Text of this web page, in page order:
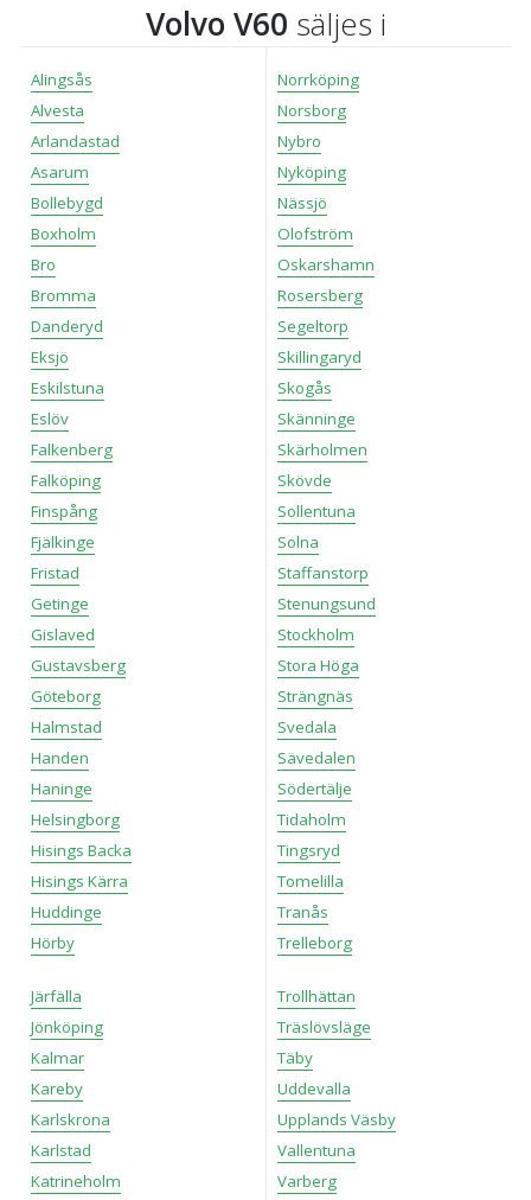
Volvo V60 säljes i
Alingsås
Alvesta
Arlandastad
Asarum
Bollebygd
Boxholm
Bro
Bromma
Danderyd
Eksjö
Eskilstuna
Eslöv
Falkenberg
Falköping
Finspång
Fjälkinge
Fristad
Getinge
Gislaved
Gustavsberg
Göteborg
Halmstad
Handen
Haninge
Helsingborg
Hisings Backa
Hisings Kärra
Huddinge
Hörby
Järfälla
Jönköping
Kalmar
Kareby
Karlskrona
Karlstad
Katrineholm
Norrköping
Norsborg
Nybro
Nyköping
Nässjö
Olofström
Oskarshamn
Rosersberg
Segeltorp
Skillingaryd
Skogås
Skänninge
Skärholmen
Skövde
Sollentuna
Solna
Staffanstorp
Stenungsund
Stockholm
Stora Höga
Strängnäs
Svedala
Sävedalen
Södertälje
Tidaholm
Tingsryd
Tomelilla
Tranås
Trelleborg
Trollhättan
Träslövsläge
Täby
Uddevalla
Upplands Väsby
Vallentuna
Varberg